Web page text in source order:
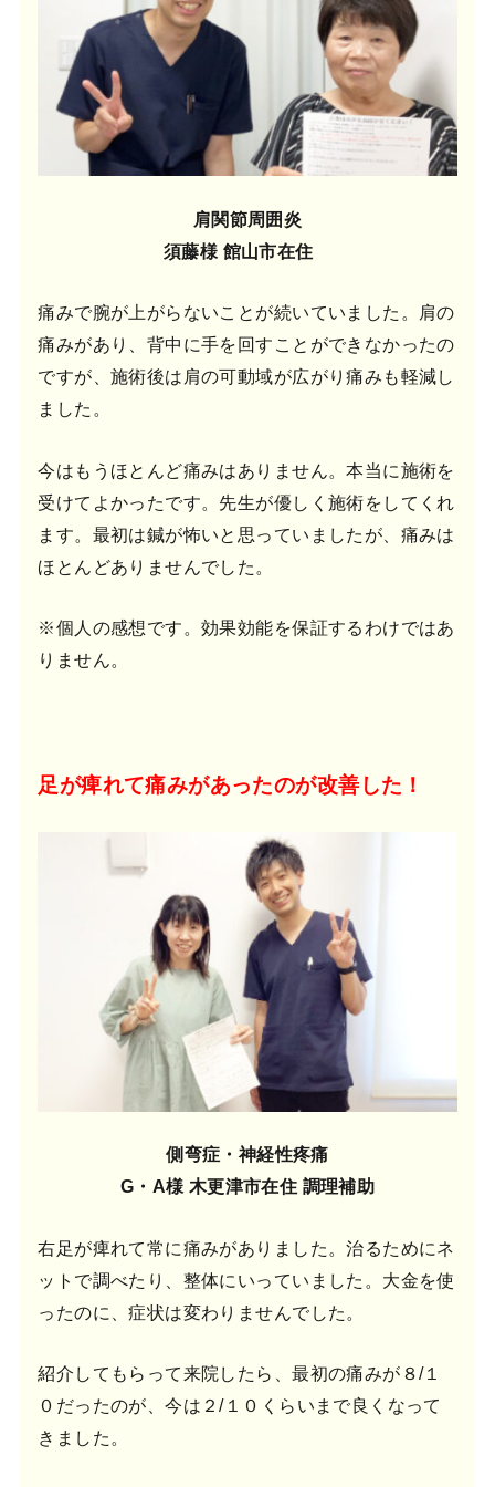
肩関節周囲炎
須藤様 館山市在住
痛みで腕が上がらないことが続いていました。肩の
痛みがあり、背中に手を回すことができなかったの
ですが、施術後は肩の可動域が広がり痛みも軽減し
ました。
今はもうほとんど痛みはありません。本当に施術を
受けてよかったです。先生が優しく施術をしてくれ
ます。最初は鍼が怖いと思っていましたが、痛みは
ほとんどありませんでした。
※個人の感想です。効果効能を保証するわけではあ
りません。
足が痺れて痛みがあったのが改善した！
側弯症・神経性疼痛
G・A様 木更津市在住 調理補助
右足が痺れて常に痛みがありました。治るためにネ
ットで調べたり、整体にいっていました。大金を使
ったのに、症状は変わりませんでした。
紹介してもらって来院したら、最初の痛みが８/１
０だったのが、今は２/１０くらいまで良くなって
きました。